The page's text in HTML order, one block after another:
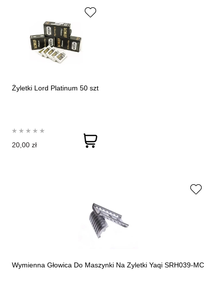
Żyletki Lord Platinum 50 szt
20,00 zł
Wymienna Głowica Do Maszynki Na Zyletki Yaqi SRH039-MC